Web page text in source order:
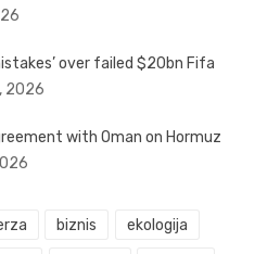
over failed $20bn Fifa
2026
with Oman on Hormuz
biznis ekologija